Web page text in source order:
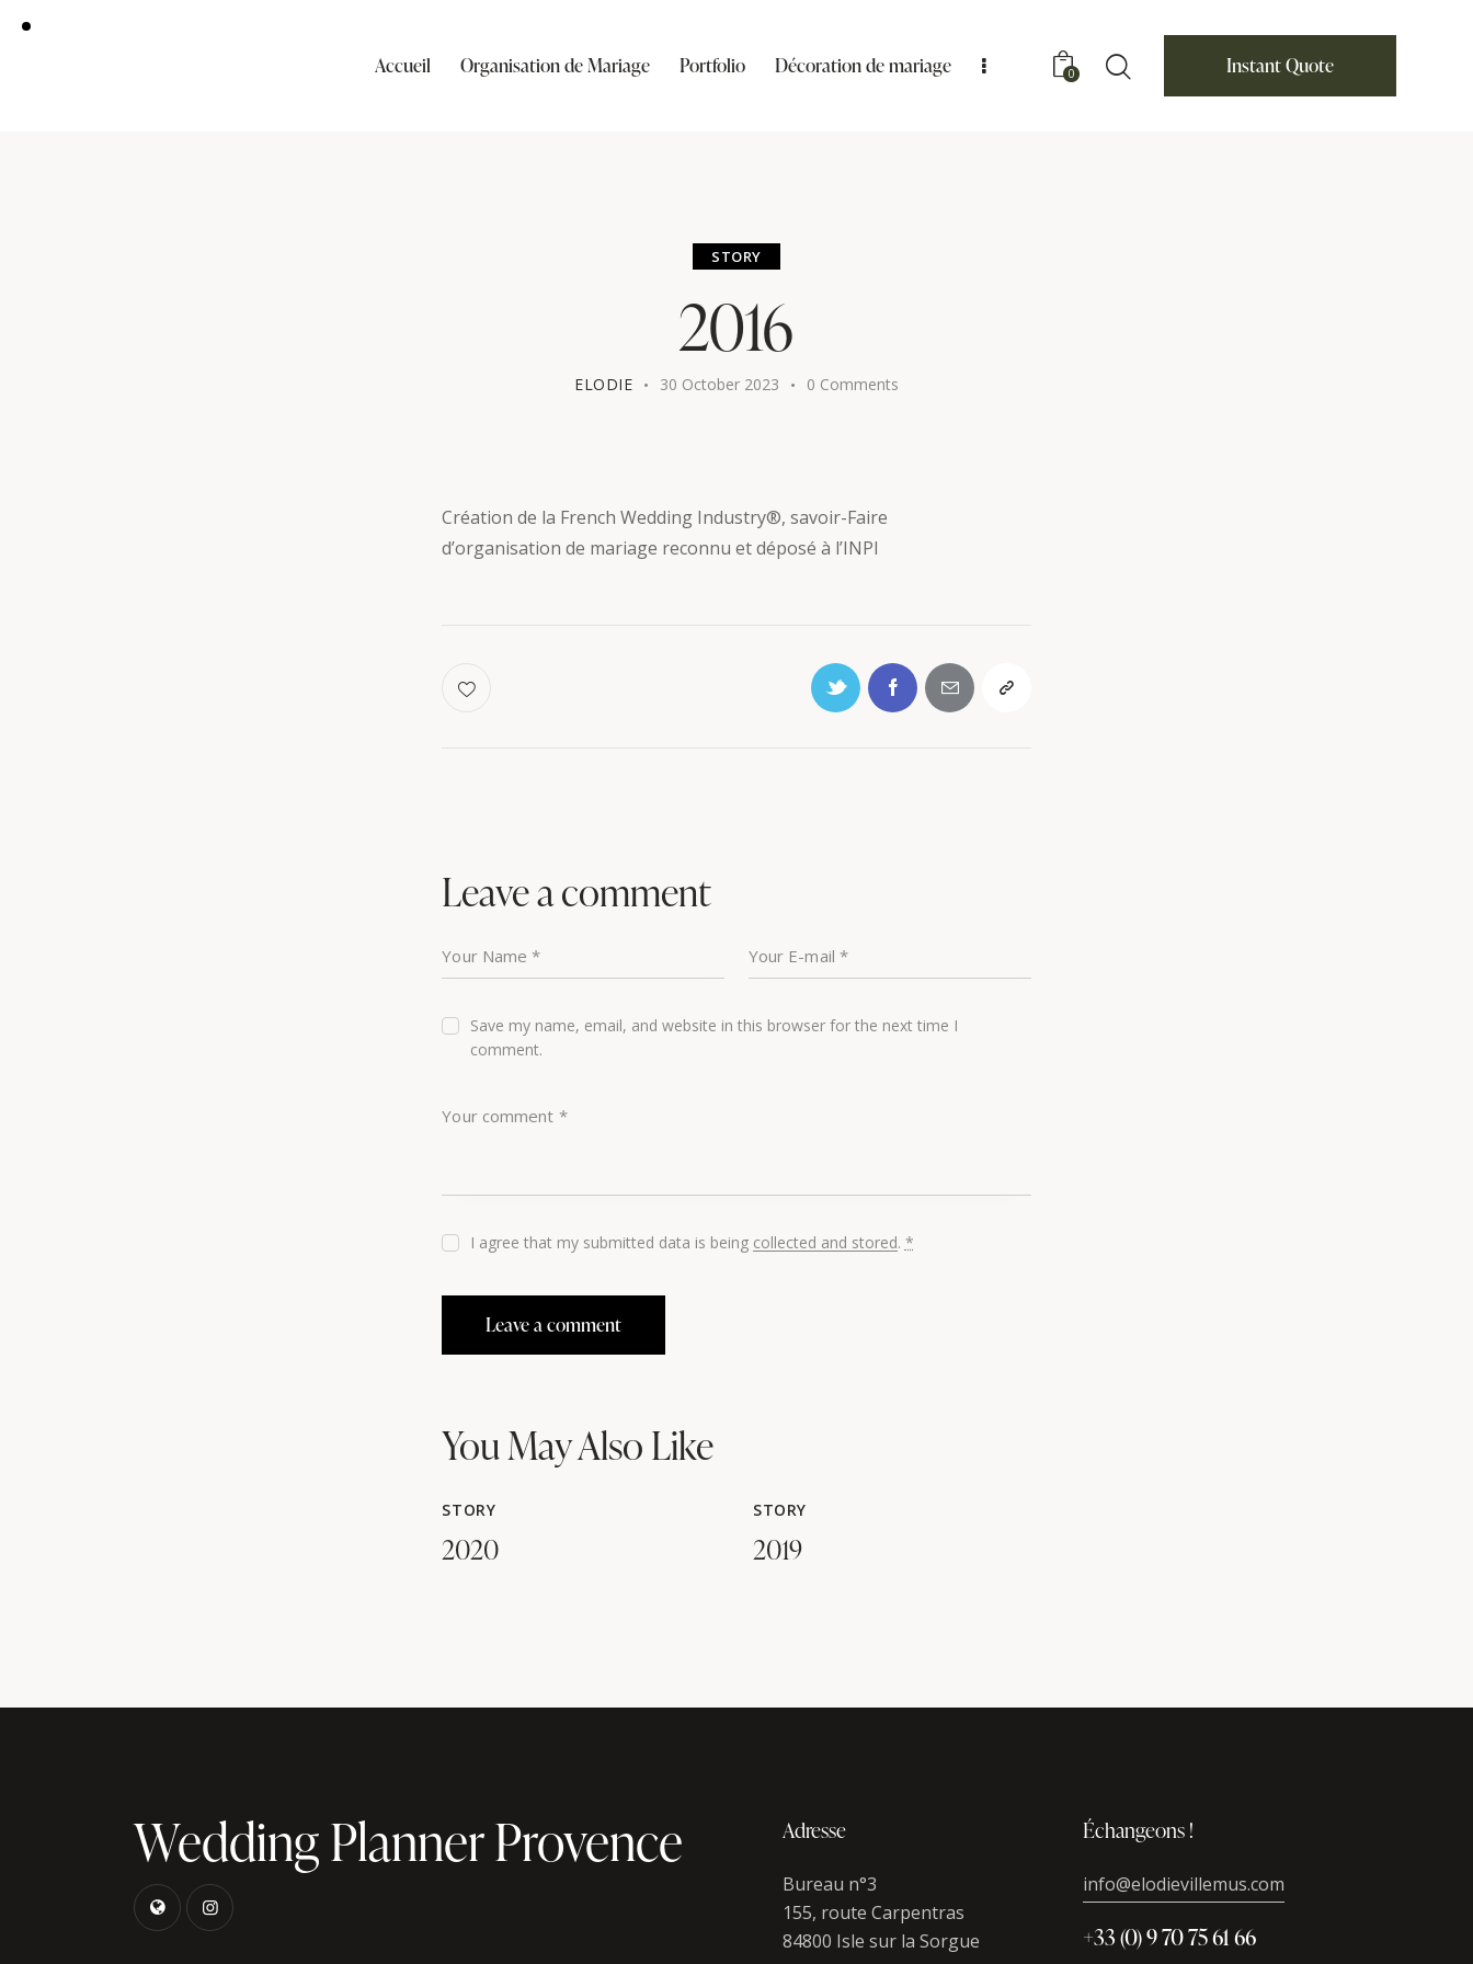
Accueil Organisation de Mariage Portfolio Décoration de mariage 0 Instant Quote
STORY
2016
ELODIE 30 October 2023 0 Comments
Création de la French Wedding Industry®, savoir-Faire
d’organisation de mariage reconnu et déposé à l’INPI
Leave a comment
Save my name, email, and website in this browser for the next time I
comment.
I agree that my submitted data is being collected and stored. *
You May Also Like
STORY
2020
STORY
2019
Wedding Planner Provence Adresse
Bureau n°3
155, route Carpentras
84800 Isle sur la Sorgue
Échangeons !
info@elodievillemus.com
+33 (0) 9 70 75 61 66